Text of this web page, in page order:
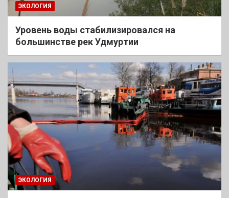
ЭКОЛОГИЯ
Уровень воды стабилизировался на
большинстве рек Удмуртии
ЭКОЛОГИЯ